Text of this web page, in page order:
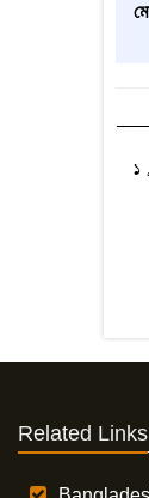
1
Related Links